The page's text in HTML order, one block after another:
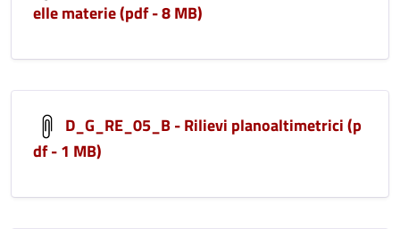
elle materie (pdf - 8 MB)
D_G_RE_05_B - Rilievi planoaltimetrici (p
df - 1 MB)